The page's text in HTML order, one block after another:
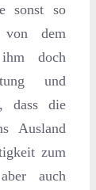
sonst so
von dem
doch
und
dass die
Ausland
zum
auch